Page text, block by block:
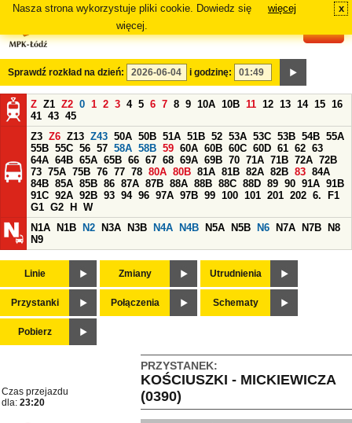
Nasza strona wykorzystuje pliki cookie. Dowiedz się
więcej.
więcej x
Sprawdź rozkład na dzień: i godzinę:
Z Z1 Z2 0 1 2 3 4 5 6 7 8 9 10A 10B 11 12 13 14 15 16
41 43 45
Z3 Z6 Z13 Z43 50A 50B 51A 51B 52 53A 53C 53B 54B 55A
55B 55C 56 57 58A 58B 59 60A 60B 60C 60D 61 62 63
64A 64B 65A 65B 66 67 68 69A 69B 70 71A 71B 72A 72B
73 75A 75B 76 77 78 80A 80B 81A 81B 82A 82B 83 84A
84B 85A 85B 86 87A 87B 88A 88B 88C 88D 89 90 91A 91B
91C 92A 92B 93 94 96 97A 97B 99 100 101 201 202 6.
F1
G1 G2 H
W
N1A
N1B N2 N3A N3B N4A N4B N5A N5B N6 N7A N7B
N8
N9
Linie Zmiany Utrudnienia
Przystanki Połączenia Schematy
Pobierz
PRZYSTANEK:
KOŚCIUSZKI - MICKIEWICZA
(0390)
Czas przejazdu
dla: 23:20